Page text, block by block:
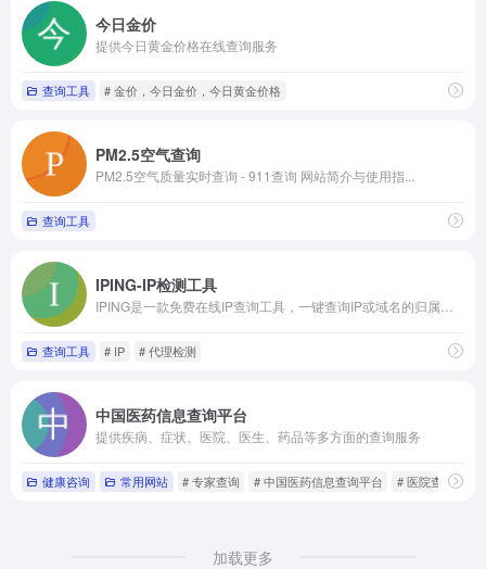
今日金价
提供今日黄金价格在线查询服务
查询工具 # 金价，今日金价，今日黄金价格
PM2.5空气查询
PM2.5空气质量实时查询 - 911查询 网站简介与使用指...
查询工具
IPING-IP检测工具
查询工具 # IP # 代理检测
中国医药信息查询平台
提供疾病、症状、医院、医生、药品等多方面的查询服务
健康咨询 常用网站 # 专家查询 # 中国医药信息查询平台 # 医院查询
加载更多